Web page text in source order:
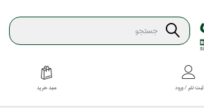
ثبت نام / ورود سبد خريد